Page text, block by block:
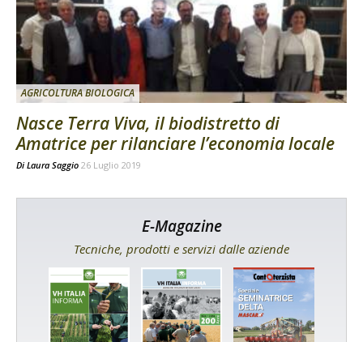
AGRICOLTURA BIOLOGICA
Nasce Terra Viva, il biodistretto di
Amatrice per rilanciare l’economia locale
Di Laura Saggio 26 Luglio 2019
E-Magazine
Tecniche, prodotti e servizi dalle aziende